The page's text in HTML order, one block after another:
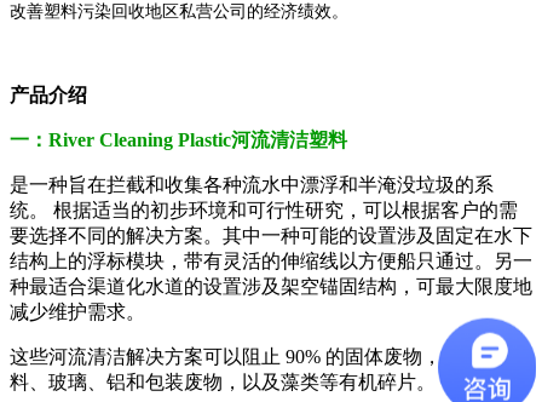
改善塑料污染回收地区私营公司的经济绩效。
产品介绍
一：River Cleaning Plastic河流清洁塑料
是一种旨在拦截和收集各种流水中漂浮和半淹没垃圾的系
统。 根据适当的初步环境和可行性研究，可以根据客户的需
要选择不同的解决方案。其中一种可能的设置涉及固定在水下
结构上的浮标模块，带有灵活的伸缩线以方便船只通过。另一
种最适合渠道化水道的设置涉及架空锚固结构，可最大限度地
减少维护需求。
这些河流清洁解决方案可以阻止 90% 的固体废物，包括塑
料、玻璃、铝和包装废物，以及藻类等有机碎片。